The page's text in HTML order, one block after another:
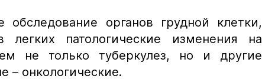
обследование органов грудной клетки,
легких патологические изменения на
не только туберкулез, но и другие
– онкологические.